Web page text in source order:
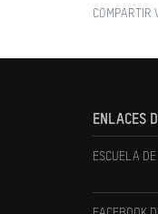
COMPARTIR
ENLACES
ESCUELA